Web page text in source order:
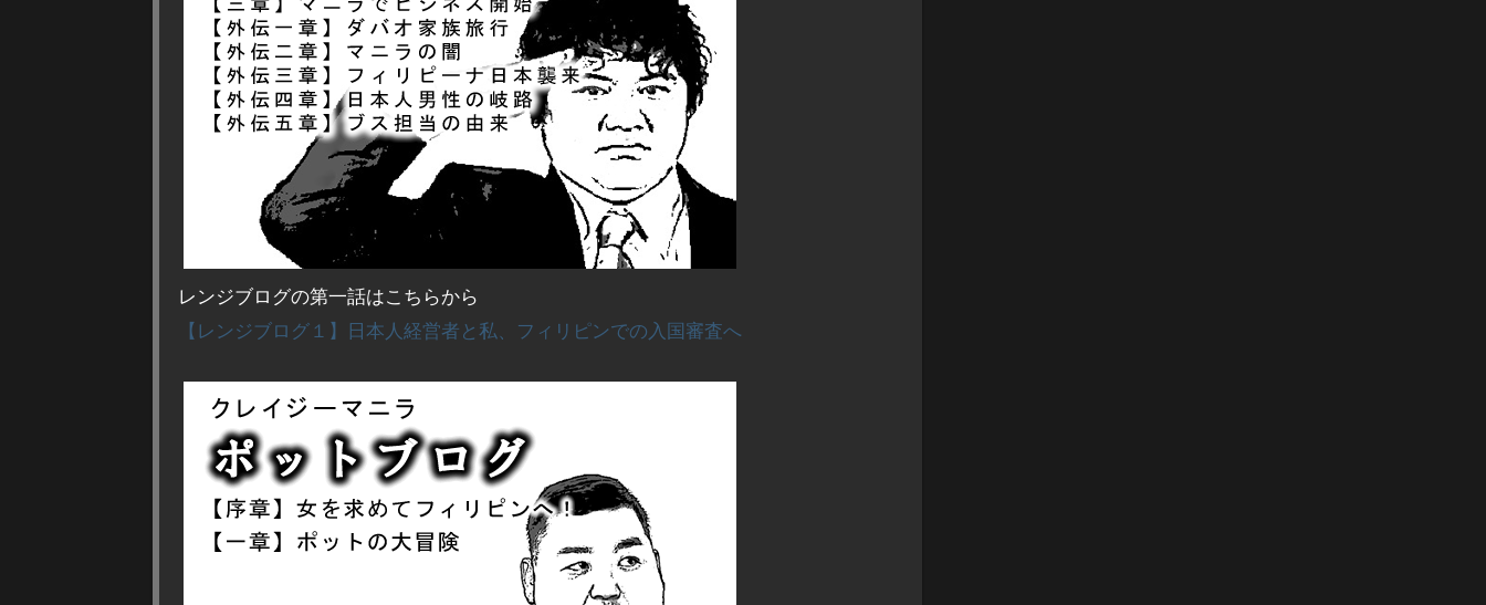
レンジブログの第一話はこちらから
【レンジブログ１】日本人経営者と私、フィリピンでの入国審査へ